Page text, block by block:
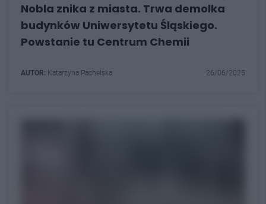
Nobla znika z miasta. Trwa demolka
budynków Uniwersytetu Śląskiego.
Powstanie tu Centrum Chemii
AUTOR: Katarzyna Pachelska 26/06/2025